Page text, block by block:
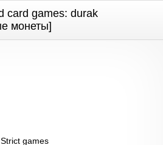
сard games: durak
монеты]
Strict games